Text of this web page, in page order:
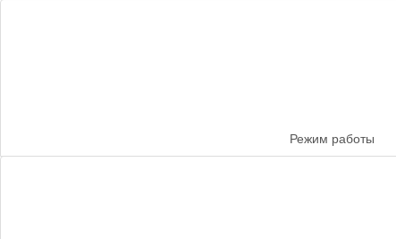
Режим работы